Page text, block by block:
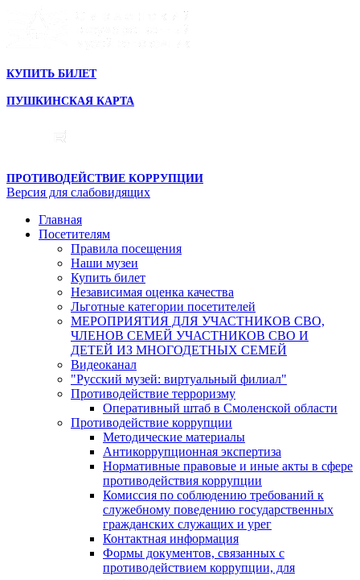
КУПИТЬ БИЛЕТ
ПУШКИНСКАЯ КАРТА
ПРОТИВОДЕЙСТВИЕ КОРРУПЦИИ
Версия для слабовидящих
Главная
Посетителям
Правила посещения
Наши музеи
Купить билет
Независимая оценка качества
Льготные категории посетителей
МЕРОПРИЯТИЯ ДЛЯ УЧАСТНИКОВ СВО,
ЧЛЕНОВ СЕМЕЙ УЧАСТНИКОВ СВО И
ДЕТЕЙ ИЗ МНОГОДЕТНЫХ СЕМЕЙ
Видеоканал
"Русский музей: виртуальный филиал"
Противодействие терроризму
Оперативный штаб в Смоленской области
Противодействие коррупции
Методические материалы
Антикоррупционная экспертиза
Нормативные правовые и иные акты в сфере
противодействия коррупции
Комиссия по соблюдению требований к
служебному поведению государственных
гражданских служащих и урег
Контактная информация
Формы документов, связанных с
противодействием коррупции, для